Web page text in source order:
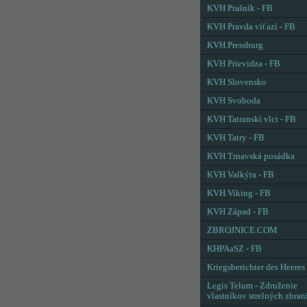
KVH Prašník - FB
KVH Pravda víťazí - FB
KVH Pressburg
KVH Prievidza - FB
KVH Slovensko
KVH Svoboda
KVH Tatranskí vlci - FB
KVH Tatry - FB
KVH Trnavská posádka
KVH Valkýra - FB
KVH Viking - FB
KVH Západ - FB
ZBROJNICE.COM
KHPAaSZ - FB
Kriegsberichter des Heeres
Legis Telum - Združenie
vlastníkov strelných